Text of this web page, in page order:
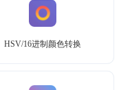
HSV/16进制颜色转换